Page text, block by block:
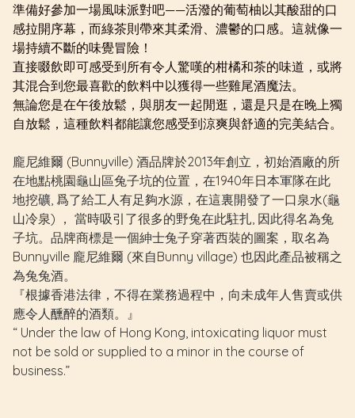
準備好參加一場風味派對吧——活潑的葡萄柚以其酸甜的口
感拉開序幕，而綠茶則帶來其柔滑、濃鬱的口感。這就像一
場持續不斷的味覺冒險！
直接啜飲即可感受到所有令人驚嘆的柑橘和茶的味道，或將
其混合到您最喜歡的飲料中以獲得一些雞尾酒魔法。
無論您是在午後放鬆，與朋友一起閒逛，還是只是在晚上獨
自放鬆，這種飲料都能讓您感受到涼爽與舒適的完美結合。
龐尼維爾 (Bunnyville) 酒品牌於2013年創立，初始酒廠的所
在地點桃園龜山區兔子坑的位置，在1940年日本軍隊在此
地挖礦, 爲了給工人有足夠水源，在這裏開發了一口泉水(龜
山冷泉) ， 當時吸引了很多的野兔在此駐扎, 因此得名為兔
子坑。品牌商標是一個紳士兔子穿著西裝的圖案，取名為
Bunnyville 龐尼維爾 (來自Bunny village) 也因此產品被稱之
為兔兔酒。
『根據香港法律，不得在業務過程中，向未成年人售賣或供
應令人醺醉的酒類。』
“ Under the law of Hong Kong, intoxicating liquor must
not be sold or supplied to a minor in the course of
business.”